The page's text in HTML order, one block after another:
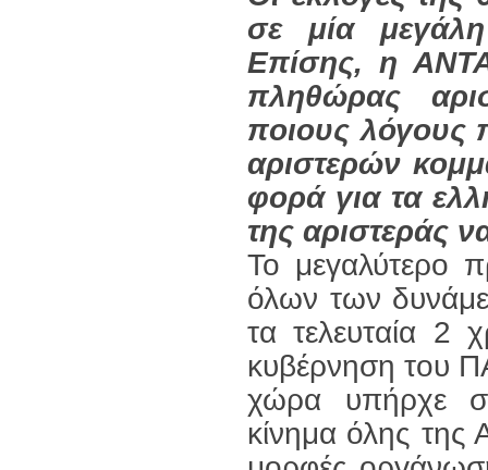
σε μία
Επίσης, η
πληθώρας
ποιους λόγους
αριστερών
φορά για τα
της αριστεράς
Το μεγαλύτερο
όλων των
τα τελευταία 2
κυβέρνηση του
χώρα υπήρχε
κίνημα όλης της